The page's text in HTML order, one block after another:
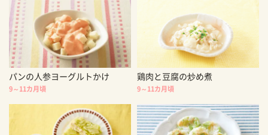
パンの人参ヨーグルトかけ
9～11カ月頃
鶏肉と豆腐の炒め煮
9～11カ月頃